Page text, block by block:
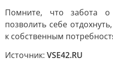
Помните, что забота
позволить себе
к собственным
Источник: VSE42.RU